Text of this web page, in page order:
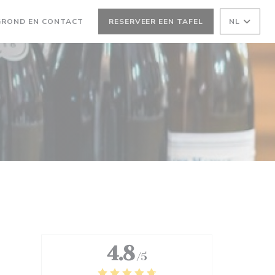
EN CONTACT RESERVEER EEN TAFEL NL
4.8 /5